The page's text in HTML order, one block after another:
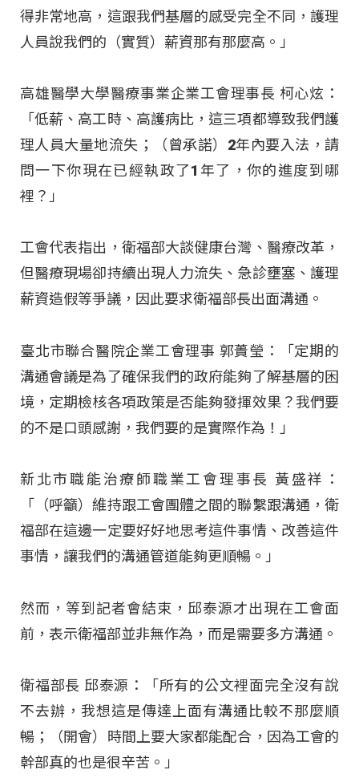
得非常地高，這跟我們基層的感受完全不同，護理
人員說我們的（實質）薪資那有那麼高。」
高雄醫學大學醫療事業企業工會理事長 柯心炫：
「低薪、高工時、高護病比，這三項都導致我們護
理人員大量地流失；（曾承諾）2年內要入法，請
問一下你現在已經執政了1年了，你的進度到哪
裡？」
工會代表指出，衛福部大談健康台灣、醫療改革，
但醫療現場卻持續出現人力流失、急診壅塞、護理
薪資造假等爭議，因此要求衛福部長出面溝通。
臺北市聯合醫院企業工會理事 郭蕢瑩：「定期的
溝通會議是為了確保我們的政府能夠了解基層的困
境，定期檢核各項政策是否能夠發揮效果？我們要
的不是口頭感謝，我們要的是實際作為！」
新北市職能治療師職業工會理事長 黃盛祥：
「（呼籲）維持跟工會團體之間的聯繫跟溝通，衛
福部在這邊一定要好好地思考這件事情、改善這件
事情，讓我們的溝通管道能夠更順暢。」
然而，等到記者會結束，邱泰源才出現在工會面
前，表示衛福部並非無作為，而是需要多方溝通。
衛福部長 邱泰源：「所有的公文裡面完全沒有說
不去辦，我想這是傳達上面有溝通比較不那麼順
暢；（開會）時間上要大家都能配合，因為工會的
幹部真的也是很辛苦。」